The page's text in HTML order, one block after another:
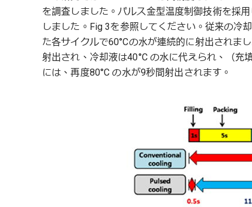
を調査しました。パルス金型温度制御技術を採
しました。Fig 3を参照してください。従来の冷
た各サイクルで60°Cの水が連続的に射出されま
射出され、冷却液は40°C の水に代えられ、（
には、再度80°C の水が9秒間射出されます。